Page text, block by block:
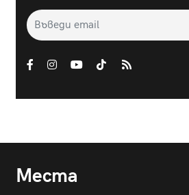
Места